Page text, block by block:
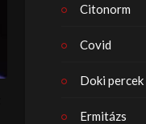
Citonorm
Covid
Doki percek
Ermitázs